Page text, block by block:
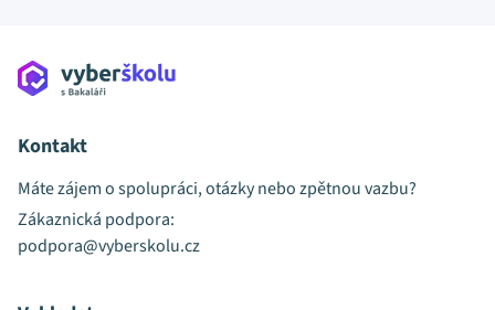
Kontakt
Máte zájem o spolupráci, otázky nebo zpětnou vazbu?
Zákaznická podpora:
podpora@vyberskolu.cz